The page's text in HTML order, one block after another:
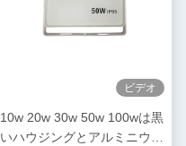
ビデオ
10w 20w 30w 50w 100wは黒
いハウジングとアルミニウム